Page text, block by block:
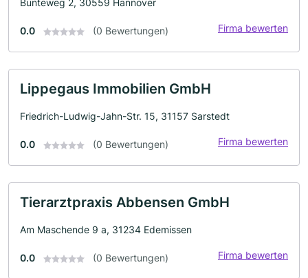
Bünteweg 2, 30559 Hannover
0.0 (0 Bewertungen) Firma bewerten
Lippegaus Immobilien GmbH
Friedrich-Ludwig-Jahn-Str. 15, 31157 Sarstedt
0.0 (0 Bewertungen) Firma bewerten
Tierarztpraxis Abbensen GmbH
Am Maschende 9 a, 31234 Edemissen
0.0 (0 Bewertungen) Firma bewerten